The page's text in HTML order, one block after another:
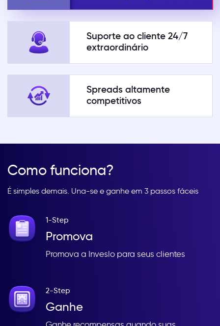
Suporte ao cliente 24/7
extraordinário
Spreads altamente
competitivos
Como funciona?
É simples demais. Una-se e ganhe em 3 passos fáceis
1-Step
Promova
Promova a Inveslo para seus clientes
2-Step
Ganhe